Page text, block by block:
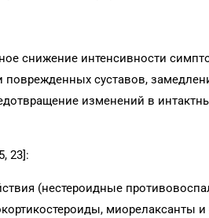
снижение интенсивности
суставов,
изменений в
23]:
(нестероидные
миорелаксанты